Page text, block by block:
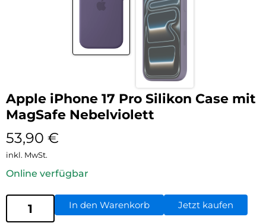
Apple iPhone 17 Pro Silikon Case mit
MagSafe Nebelviolett
53,90 €
inkl. MwSt.
Online verfügbar
In den Warenkorb Jetzt kaufen